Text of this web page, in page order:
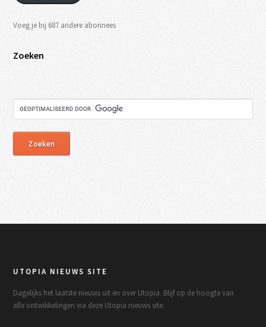
Voeg je bij 687 andere abonnees
Zoeken
UTOPIA NIEUWS SITE
Dagelijks het laatste nieuws uit en over Utopia. Blijf op de hoogte van
alle ontwikkelingen via deze Utopia nieuws site.